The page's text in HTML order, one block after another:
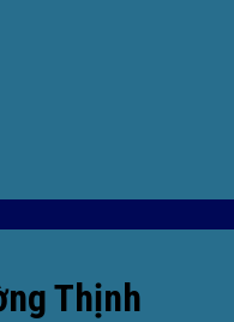
Thịnh